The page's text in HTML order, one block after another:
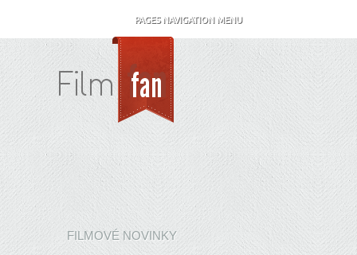
PAGES NAVIGATION MENU
FILMOVÉ NOVINKY